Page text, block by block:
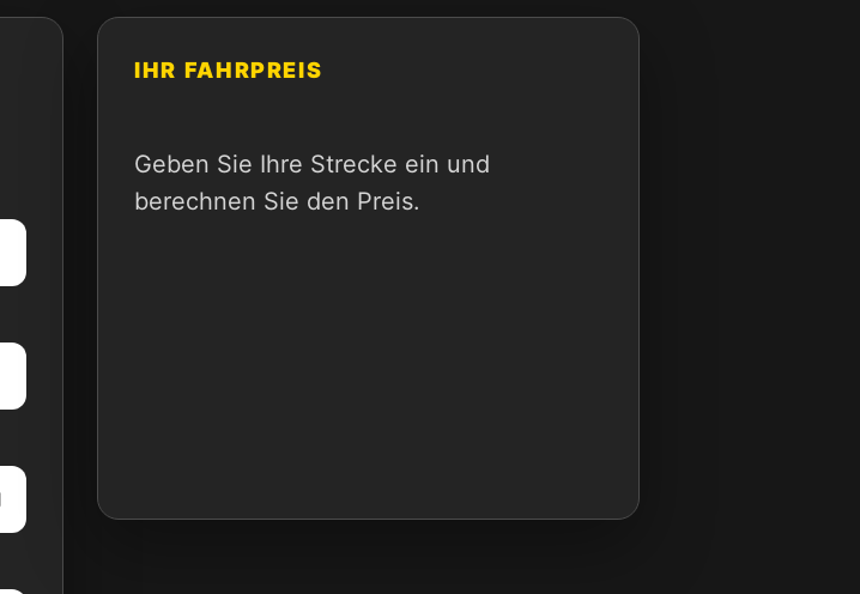
IHR FAHRPREIS
Geben Sie Ihre Strecke ein und
berechnen Sie den Preis.